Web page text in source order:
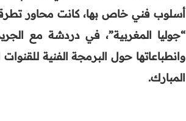
أسلوب فني خاص بها، كانت محاور تطرقت
“جوليا المغربية”، في دردشة مع
وانطباعاتها حول البرمجة الفنية
المبارك.